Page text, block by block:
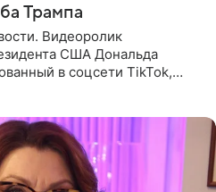
Трампа
Видеоролик
США Дональда
в соцсети TikTok,